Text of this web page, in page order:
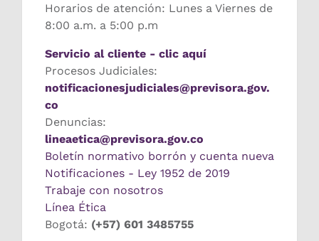
Horarios de atención: Lunes a Viernes de
8:00 a.m. a 5:00 p.m
Servicio al cliente - clic aquí
Procesos Judiciales:
notificacionesjudiciales@previsora.gov.
co
Denuncias:
lineaetica@previsora.gov.co
Boletín normativo borrón y cuenta nueva
Notificaciones - Ley 1952 de 2019
Trabaje con nosotros
Línea Ética
Bogotá: (+57) 601 3485755